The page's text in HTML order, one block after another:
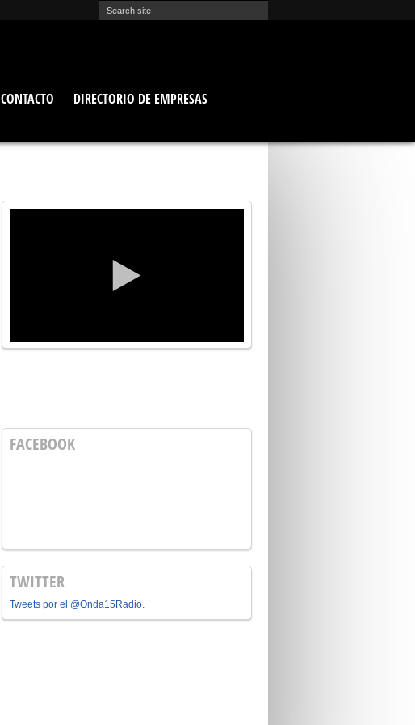
CONTACTO
DIRECTORIO DE EMPRESAS
FACEBOOK
TWITTER
Tweets por el @Onda15Radio.